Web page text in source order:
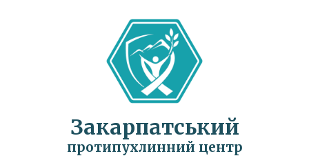
Закарпатський
протипухлинний центр